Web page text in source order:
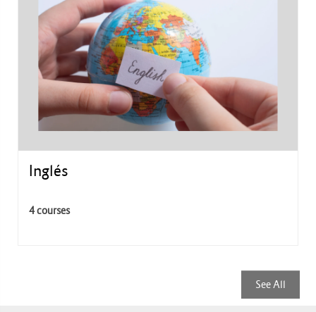
Inglés
4 courses
See All